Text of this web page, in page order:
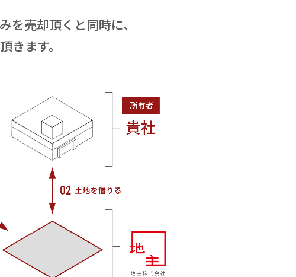
を売却頂くと同時に、
きます。